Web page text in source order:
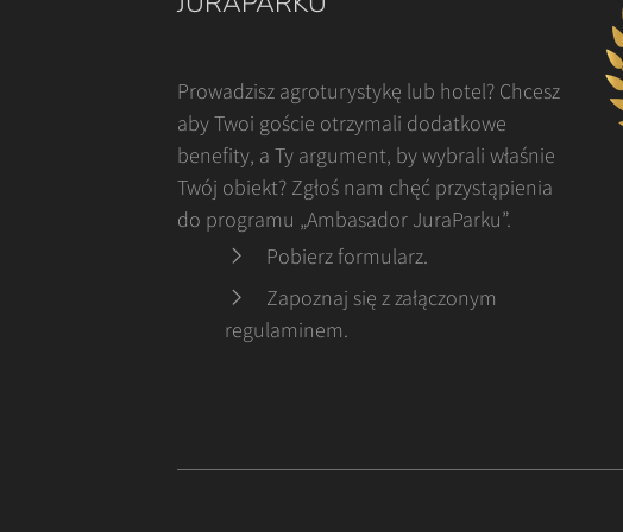
Prowadzisz agroturystykę lub hotel? Chcesz
aby Twoi goście otrzymali dodatkowe
benefity, a Ty argument, by wybrali właśnie
Twój obiekt? Zgłoś nam chęć przystąpienia
do programu „Ambasador JuraParku”.
Pobierz formularz.
Zapoznaj się z załączonym
regulaminem.